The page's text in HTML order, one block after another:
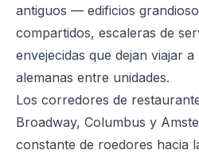
antiguos — edificios
compartidos, escaleras de
envejecidas que dejan viajar
alemanas entre unidades.
Los corredores de
Broadway, Columbus y
constante de roedores hacia